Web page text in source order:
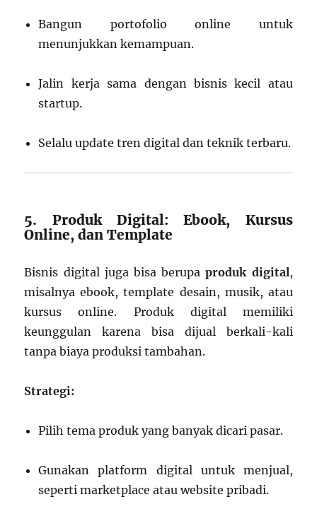
Bangun portofolio online untuk
menunjukkan kemampuan.
Jalin kerja sama dengan bisnis kecil atau
startup.
Selalu update tren digital dan teknik terbaru.
5. Produk Digital: Ebook, Kursus
Online, dan Template
Bisnis digital juga bisa berupaproduk digital,
misalnya ebook, template desain, musik, atau
kursus online. Produk digital memiliki
keunggulan karena bisa dijual berkali-kali
tanpa biaya produksi tambahan.
Strategi:
Pilih tema produk yang banyak dicari pasar.
Gunakan platform digital untuk menjual,
seperti marketplace atau website pribadi.